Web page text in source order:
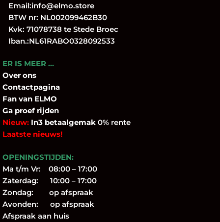
Email:info@elmo.store
BTW nr: NL002099462B30
Kvk: 71078738 te Stede Broec
Iban.:NL61RABO0328092533
ER IS MEER …
Over ons
Contactpagina
Fan van ELMO
Ga proef rijden
Nieuw: In3 betaalgemak 0% rente
Laatste nieuws!
OPENINGSTIJDEN:
Ma t/m Vr: 08:00 – 17:00
Zaterdag: 10:00 – 17:00
Zondag: op afspraak
Avonden: op afspraak
Afspraak aan huis